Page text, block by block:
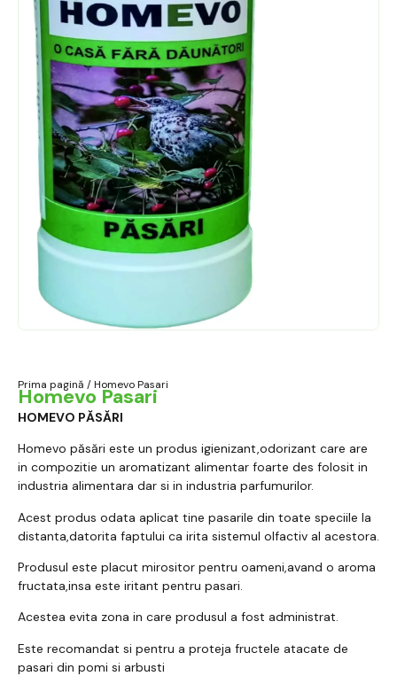
Prima pagină / Homevo Pasari
Homevo Pasari
HOMEVO PĂSĂRI
Homevo păsări este un produs igienizant,odorizant care are
in compozitie un aromatizant alimentar foarte des folosit in
industria alimentara dar si in industria parfumurilor.
Acest produs odata aplicat tine pasarile din toate speciile la
distanta,datorita faptului ca irita sistemul olfactiv al acestora.
Produsul este placut mirositor pentru oameni,avand o aroma
fructata,insa este iritant pentru pasari.
Acestea evita zona in care produsul a fost administrat.
Este recomandat si pentru a proteja fructele atacate de
pasari din pomi si arbusti